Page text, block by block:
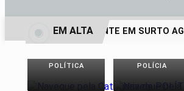
ADOLESCENTE EM SURTO
EM ALTA
POLÍTICA POLÍCIA